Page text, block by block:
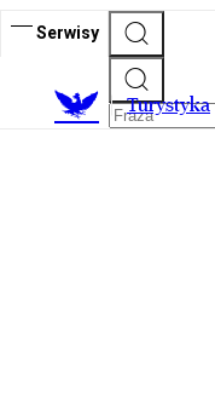
Serwisy
Turystyka